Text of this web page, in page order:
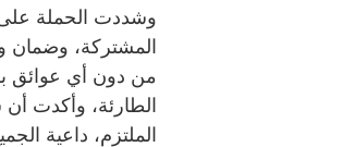
وشددت الحملة على
المشتركة، وضمان
من دون أي عوائق
الطارئة، وأكدت
الملتزم، داعية